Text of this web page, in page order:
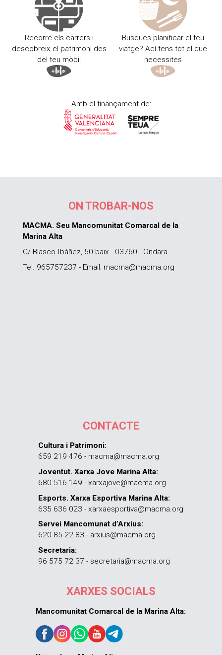
Recorre els carrers i
descobreix el patrimoni des
del teu mòbil
Busques planificar el teu
viatge? Ací tens tot el que
necessites
Amb el finançament de:
ON TROBAR-NOS
MACMA. Seu Mancomunitat Comarcal de la
Marina Alta
C/ Blasco Ibáñez, 50 baix - 03760 - Ondara
Tel. 965757237 - Email: macma@macma.org
CONTACTE
Cultura i Patrimoni:
659 219 476 - macma@macma.org
Joventut. Xarxa Jove Marina Alta:
680 516 149 - xarxajove@macma.org
Esports. Xarxa Esportiva Marina Alta:
635 636 023 - xarxaesportiva@macma.org
Servei Mancomunat d’Arxius:
620 85 22 83 - arxius@macma.org
Secretaria:
96 575 72 37 - secretaria@macma.org
XARXES SOCIALS
Mancomunitat Comarcal de la Marina Alta: